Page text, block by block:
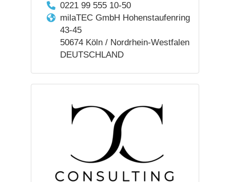
0221 99 555 10-50
milaTEC GmbH Hohenstaufenring
43-45
50674 Köln / Nordrhein-Westfalen
DEUTSCHLAND